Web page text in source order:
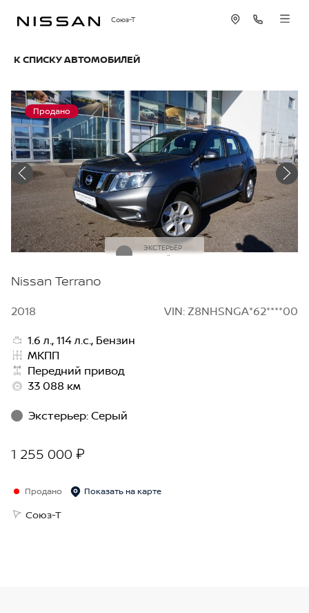
Союз-Т
К СПИСКУ АВТОМОБИЛЕЙ
Продано
ЭКСТЕРЬЕР
Серый
Nissan Terrano
2018
VIN: Z8NHSNGA*62****00
1.6 л., 114 л.с., Бензин
МКПП
Передний привод
33 088 км
Экстерьер:Серый
1 255 000 ₽
Продано Показать на карте
Союз-Т